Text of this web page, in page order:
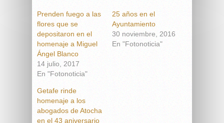
Prenden fuego a las
flores que se
depositaron en el
homenaje a Miguel
Ángel Blanco
14 julio, 2017
En "Fotonoticia"
25 años en el
Ayuntamiento
30 noviembre, 2016
En "Fotonoticia"
Getafe rinde
homenaje a los
abogados de Atocha
en el 43 aniversario